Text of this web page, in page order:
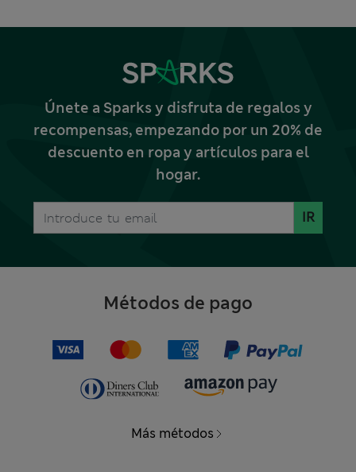
Únete a Sparks y disfruta de regalos y
recompensas, empezando por un 20% de
descuento en ropa y artículos para el
hogar.
IR
Métodos de pago
Más métodos